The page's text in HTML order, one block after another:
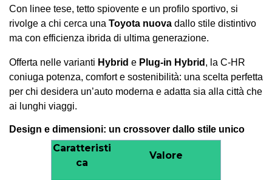
Con linee tese, tetto spiovente e un profilo sportivo, si
rivolge a chi cerca una Toyota nuova dallo stile distintivo
ma con efficienza ibrida di ultima generazione.
Offerta nelle varianti Hybrid e Plug-in Hybrid , la C-HR
coniuga potenza, comfort e sostenibilità: una scelta perfetta
per chi desidera un’auto moderna e adatta sia alla città che
ai lunghi viaggi.
Design e dimensioni: un crossover dallo stile unico
Caratteristi
ca
Valore